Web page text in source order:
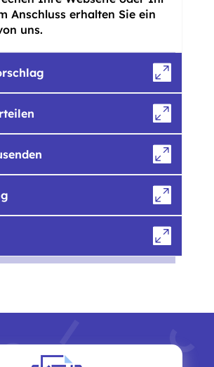
Anschluss erhalten Sie ein
uns.